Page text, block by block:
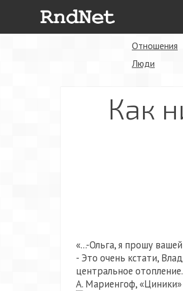
Отношения
Люди
Как
«…-Ольга, я прошу
- Это очень кстати,
центральное
А. Мариенгоф, «Циники»